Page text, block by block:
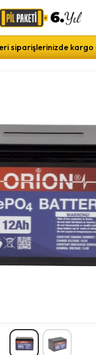
siparişlerinizde kargo